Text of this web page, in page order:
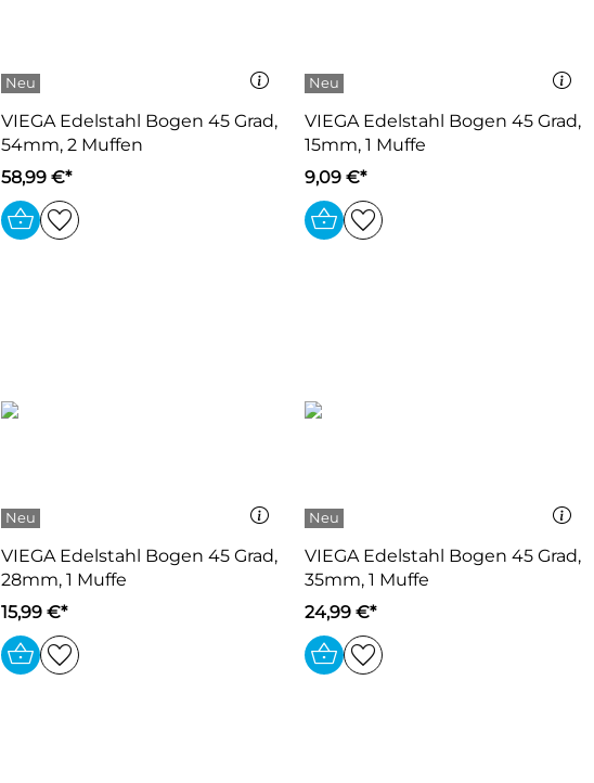
VIEGA Edelstahl Bogen 45 Grad,
54mm, 2 Muffen
58,99 €*
VIEGA Edelstahl Bogen 45 Grad,
15mm, 1 Muffe
9,09 €*
VIEGA Edelstahl Bogen 45 Grad,
28mm, 1 Muffe
15,99 €*
VIEGA Edelstahl Bogen 45 Grad,
35mm, 1 Muffe
24,99 €*